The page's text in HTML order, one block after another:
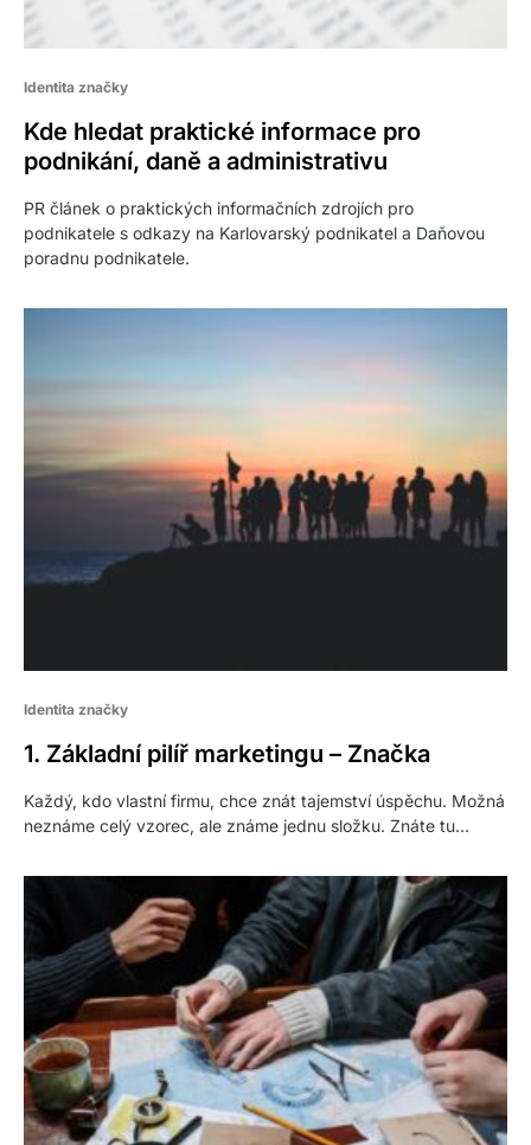
Identita značky
Kde hledat praktické informace pro
podnikání, daně a administrativu
PR článek o praktických informačních zdrojích pro
podnikatele s odkazy na Karlovarský podnikatel a Daňovou
poradnu podnikatele.
Identita značky
1. Základní pilíř marketingu – Značka
Každý, kdo vlastní firmu, chce znát tajemství úspěchu. Možná
neznáme celý vzorec, ale známe jednu složku. Znáte tu…